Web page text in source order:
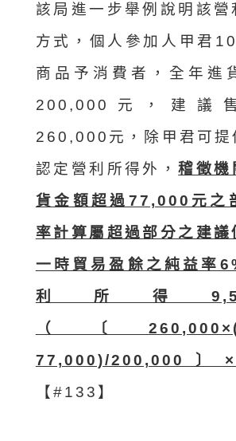
該局進一步舉例說明該營
方式，個人參加人甲君
商品予消費者，全年進
200,000元，建議
260,000元，除甲君可提
認定營利所得外，稽徵機
貨金額超過77,000元之
率計算屬超過部分之建議
一時貿易盈餘之純益率
利所得
（〔
77,000)/200,000〕
【#133】